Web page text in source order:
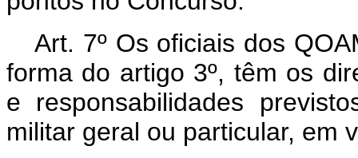
Art. 7º Os oficiais dos
forma do artigo 3º, têm os
e responsabilidades
militar geral ou particular, em